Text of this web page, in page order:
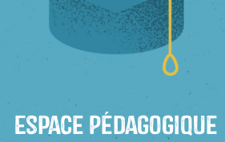
Espace Pédagogique